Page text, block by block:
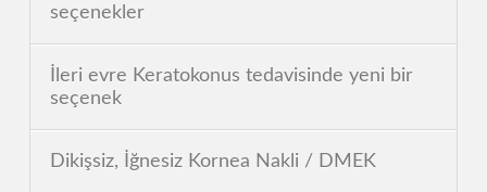
seçenekler
İleri evre Keratokonus tedavisinde yeni bir
seçenek
Dikişsiz, İğnesiz Kornea Nakli / DMEK